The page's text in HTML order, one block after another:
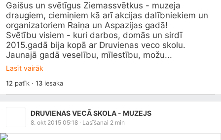
Gaišus un svētīgus Ziemassvētkus - muzeja
draugiem, ciemiņiem kā arī akcijas dalībniekiem un
organizatoriem Raiņa un Aspazijas gadā!
Svētību visiem - kuri darbos, domās un sirdī
2015.gadā bija kopā ar Druvienas veco skolu.
Jaunajā gadā veselību, mīlestību, možu...
Lasīt vairāk
12 patīk · 13iesaka
DRUVIENAS VECĀ SKOLA - MUZEJS
8. okt 2015 05:18 · Lasīšanai 2 min